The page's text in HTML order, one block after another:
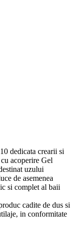
dedicata crearii si
acoperire Gel
uzului
de asemenea
si complet al baii
cadite de dus si
in conformitate